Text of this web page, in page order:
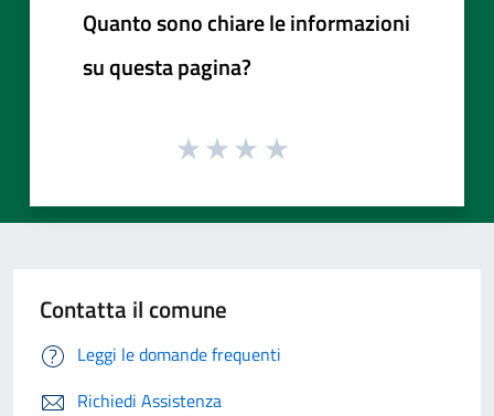
Quanto sono chiare le informazioni
su questa pagina?
Contatta il comune
Leggi le domande frequenti
Richiedi Assistenza